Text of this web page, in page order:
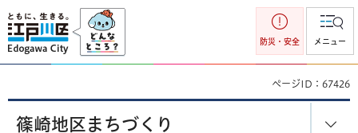
江戸川区
防災・安全 メニュー
ページID：67426
篠崎地区まちづくり